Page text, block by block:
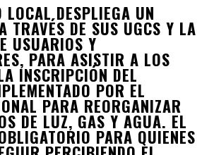
LOCAL DESPLIEGA UN
TRAVÉS DE SUS UGCS Y LA
USUARIOS Y
PARA ASISTIR A LOS
INSCRIPCIÓN DEL
POR EL
PARA REORGANIZAR
DE LUZ, GAS Y AGUA. EL
PARA QUIENES